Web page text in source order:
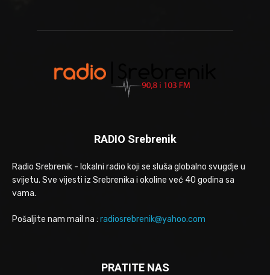
RADIO Srebrenik
Radio Srebrenik - lokalni radio koji se sluša globalno svugdje u
svijetu. Sve vijesti iz Srebrenika i okoline već 40 godina sa
vama.
Pošaljite nam mail na : radiosrebrenik@yahoo.com
PRATITE NAS